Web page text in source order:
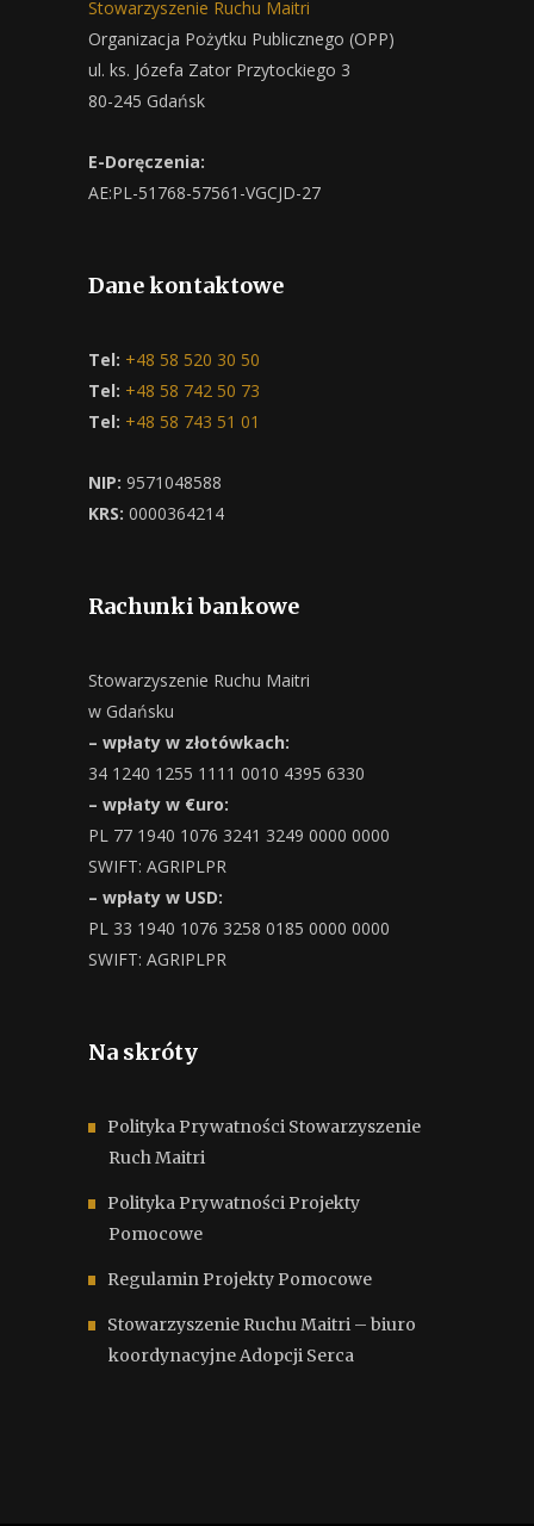
Stowarzyszenie Ruchu Maitri
Organizacja Pożytku Publicznego (OPP)
ul. ks. Józefa Zator Przytockiego 3
80-245 Gdańsk
E-Doręczenia:
AE:PL-51768-57561-VGCJD-27
Dane kontaktowe
Tel: +48 58 520 30 50
Tel: +48 58 742 50 73
Tel: +48 58 743 51 01
NIP: 9571048588
KRS: 0000364214
Rachunki bankowe
Stowarzyszenie Ruchu Maitri
w Gdańsku
– wpłaty w złotówkach:
34 1240 1255 1111 0010 4395 6330
– wpłaty w €uro:
PL 77 1940 1076 3241 3249 0000 0000
SWIFT: AGRIPLPR
– wpłaty w USD:
PL 33 1940 1076 3258 0185 0000 0000
SWIFT: AGRIPLPR
Na skróty
Polityka Prywatności Stowarzyszenie
Ruch Maitri
Polityka Prywatności Projekty
Pomocowe
Regulamin Projekty Pomocowe
Stowarzyszenie Ruchu Maitri – biuro
koordynacyjne Adopcji Serca